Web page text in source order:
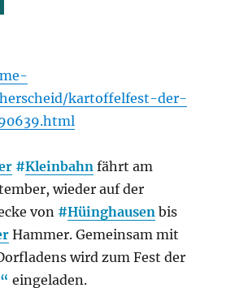
kartoffelfest-der-
#Kleinbahn fährt am
wieder auf der
von #Hüinghausen bis
Hammer. Gemeinsam mit
wird zum Fest der
eingeladen.